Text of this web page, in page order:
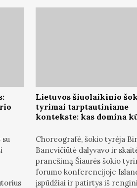
Lietuvos šiuolaikinio
tyrimai tarptautiniame
kontekste: kas domina
Choreografė, šokio tyrėja
Banevičiūtė dalyvavo ir
pranešimą Šiaurės šokio
forumo konferencijoje
įspūdžiai ir patirtys iš